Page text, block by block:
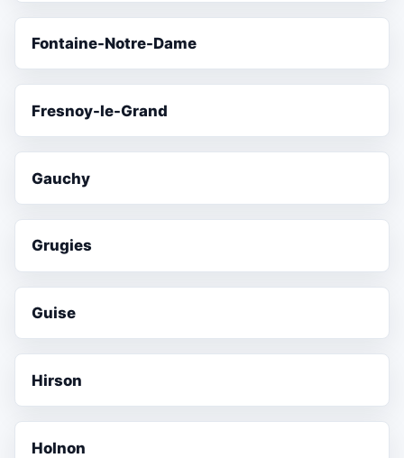
Fontaine-Notre-Dame
Fresnoy-le-Grand
Gauchy
Grugies
Guise
Hirson
Holnon